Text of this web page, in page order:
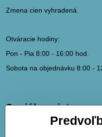
Zmena cien vyhradená.
Otváracie hodiny:
Pon - Pia 8:00 - 16:00 hod.
Sobota na objednávku 8:00 -
Sociálne siete
hydrodk@hydrodk.sk